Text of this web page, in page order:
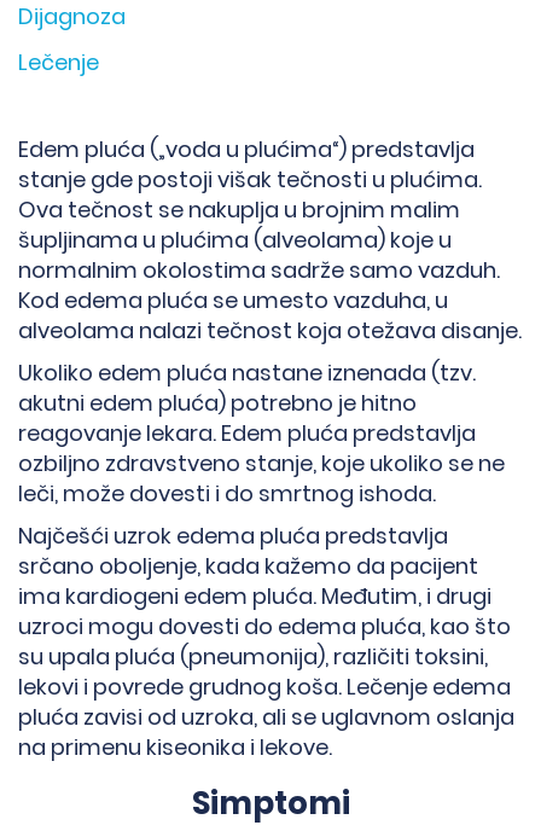
Dijagnoza
Lečenje
Edem pluća („voda u plućima“) predstavlja
stanje gde postoji višak tečnosti u plućima.
Ova tečnost se nakuplja u brojnim malim
šupljinama u plućima (alveolama) koje u
normalnim okolostima sadrže samo vazduh.
Kod edema pluća se umesto vazduha, u
alveolama nalazi tečnost koja otežava disanje.
Ukoliko edem pluća nastane iznenada (tzv.
akutni edem pluća) potrebno je hitno
reagovanje lekara. Edem pluća predstavlja
ozbiljno zdravstveno stanje, koje ukoliko se ne
leči, može dovesti i do smrtnog ishoda.
Najčešći uzrok edema pluća predstavlja
srčano oboljenje, kada kažemo da pacijent
ima kardiogeni edem pluća. Međutim, i drugi
uzroci mogu dovesti do edema pluća, kao što
su upala pluća (pneumonija), različiti toksini,
lekovi i povrede grudnog koša. Lečenje edema
pluća zavisi od uzroka, ali se uglavnom oslanja
na primenu kiseonika i lekove.
Simptomi